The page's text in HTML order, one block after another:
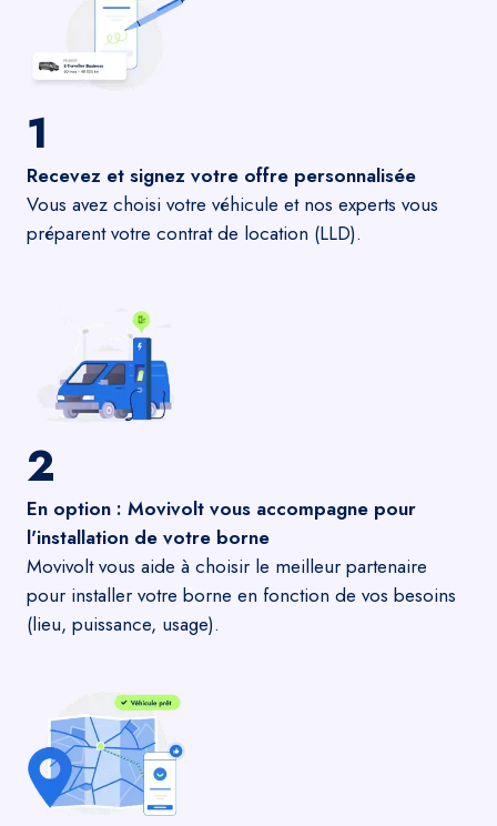
1
Recevez et signez votre offre personnalisée
Vous avez choisi votre véhicule et nos experts vous
préparent votre contrat de location (LLD).
2
En option : Movivolt vous accompagne pour
l'installation de votre borne
Movivolt vous aide à choisir le meilleur partenaire
pour installer votre borne en fonction de vos besoins
(lieu, puissance, usage).